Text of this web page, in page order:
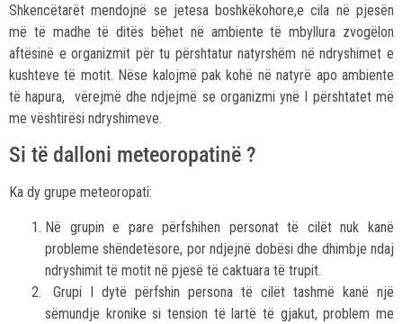
Shkencëtarët mendojnë se jetesa boshkëkohore,e cila në pjesën
më të madhe të ditës bëhet në ambiente të mbyllura zvogëlon
aftësinë e organizmit për tu përshtatur natyrshëm në ndryshimet e
kushteve të motit. Nëse kalojmë pak kohë në natyrë apo ambiente
të hapura, vërejmë dhe ndjejmë se organizmi ynë I përshtatet më
me vështirësi ndryshimeve.
Si të dalloni meteoropatinë ?
Ka dy grupe meteoropati:
Në grupin e pare përfshihen personat të cilët nuk kanë
probleme shëndetësore, por ndjejnë dobësi dhe dhimbje ndaj
ndryshimit të motit në pjesë të caktuara të trupit.
Grupi I dytë përfshin persona të cilët tashmë kanë një
sëmundje kronike si tension të lartë të gjakut, problem me